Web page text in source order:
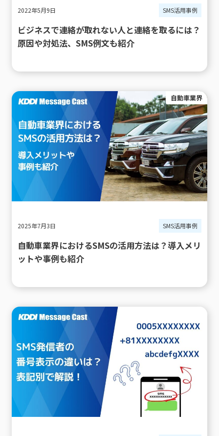
2022年5月9日 SMS活用事例
ビジネスで連絡が取れない人と連絡を取るには？
原因や対処法、SMS例文も紹介
自動車業界
2025年7月3日 SMS活用事例
自動車業界におけるSMSの活用方法は？導入メリ
ットや事例も紹介